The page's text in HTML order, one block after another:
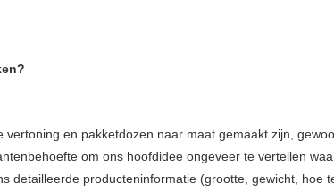
en pakketdozen naar maat gemaakt zijn,
om ons hoofdidee ongeveer te vertellen
detailleerde producteninformatie (grootte, gewicht, hoe